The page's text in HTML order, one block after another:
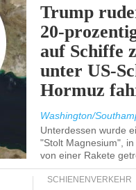
Trump
20-
auf Schiffe
unter US-
Hormuz
Washington/
Unterdessen wurde
"Stolt Magnesium",
von einer Rakete
SCHIENENVERKEHR